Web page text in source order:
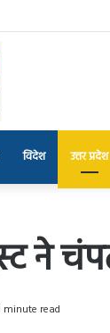
विदेश उत्तर प्रदेश
ने
minute read